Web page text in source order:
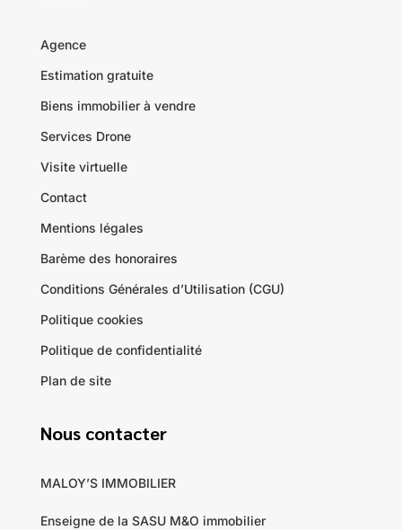
Agence
Estimation gratuite
Biens immobilier à vendre
Services Drone
Visite virtuelle
Contact
Mentions légales
Barème des honoraires
Conditions Générales d’Utilisation (CGU)
Politique cookies
Politique de confidentialité
Plan de site
Nous contacter
MALOY’S IMMOBILIER
Enseigne de la SASU M&O immobilier